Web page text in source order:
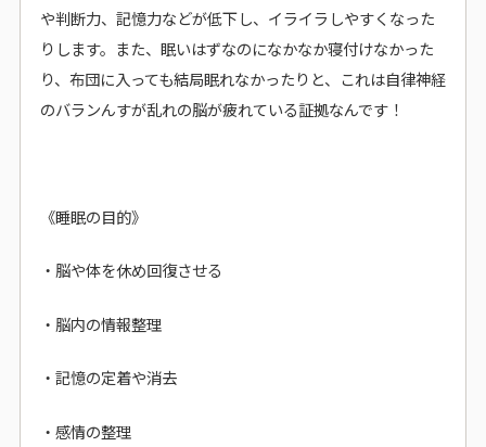
や判断力、記憶力などが低下し、イライラしやすくなった
りします。また、眠いはずなのになかなか寝付けなかった
り、布団に入っても結局眠れなかったりと、これは自律神経
のバランんすが乱れの脳が疲れている証拠なんです！
《睡眠の目的》
・脳や体を休め回復させる
・脳内の情報整理
・記憶の定着や消去
・感情の整理